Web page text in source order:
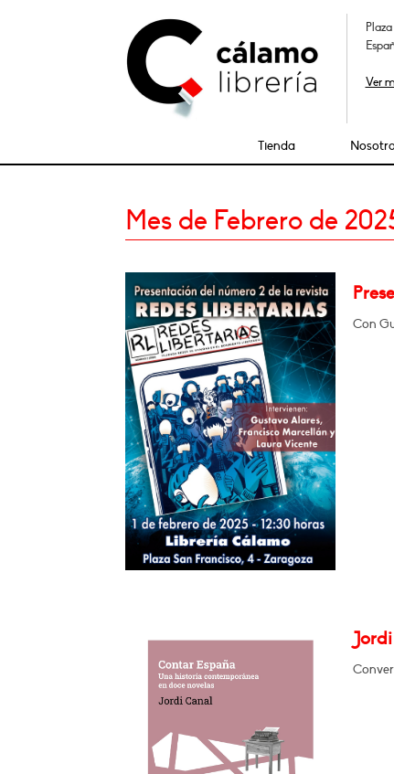
Ver
Tienda
Mes de Febrero de
Con